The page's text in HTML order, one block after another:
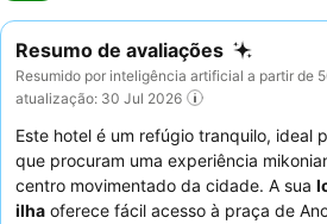
Resumo de avaliações
Resumido por inteligência artificial a partir de
atualização: 30 Jul 2026
Este hotel é um refúgio tranquilo, ideal
que procuram uma experiência
centro movimentado da cidade. A sua
ilha oferece fácil acesso à praça de